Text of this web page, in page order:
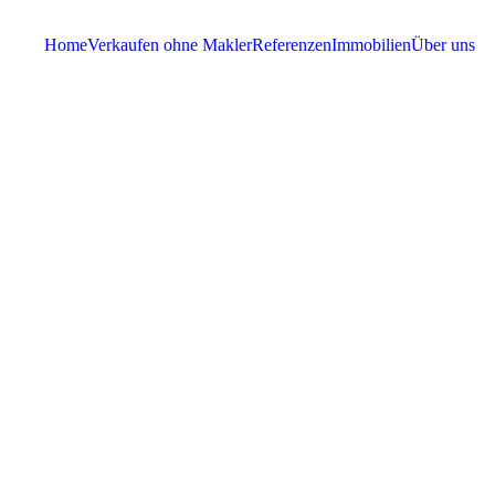
HomeVerkaufen ohne MaklerReferenzenImmobilienÜber uns